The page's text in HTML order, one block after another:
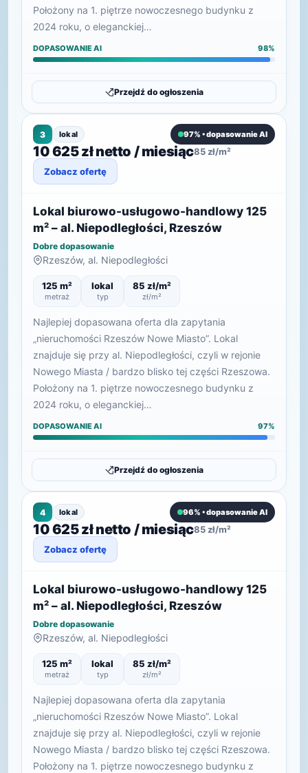
Położony na 1. piętrze nowoczesnego budynku z
2024 roku, o eleganckiej…
DOPASOWANIE AI 98%
Przejdź do ogłoszenia
3 lokal 97% • dopasowanie AI
10 625 zł netto / miesiąc85 zł/m²
Zobacz ofertę
Lokal biurowo-usługowo-handlowy 125
m² – al. Niepodległości, Rzeszów
Dobre dopasowanie
Rzeszów, al. Niepodległości
125 m²
metraż
lokal
typ
85 zł/m²
zł/m²
Najlepiej dopasowana oferta dla zapytania
„nieruchomości Rzeszów Nowe Miasto”. Lokal
znajduje się przy al. Niepodległości, czyli w rejonie
Nowego Miasta / bardzo blisko tej części Rzeszowa.
Położony na 1. piętrze nowoczesnego budynku z
2024 roku, o eleganckiej…
DOPASOWANIE AI 97%
Przejdź do ogłoszenia
4 lokal 96% • dopasowanie AI
10 625 zł netto / miesiąc85 zł/m²
Zobacz ofertę
Lokal biurowo-usługowo-handlowy 125
m² – al. Niepodległości, Rzeszów
Dobre dopasowanie
Rzeszów, al. Niepodległości
125 m²
metraż
lokal
typ
85 zł/m²
zł/m²
Najlepiej dopasowana oferta dla zapytania
„nieruchomości Rzeszów Nowe Miasto”. Lokal
znajduje się przy al. Niepodległości, czyli w rejonie
Nowego Miasta / bardzo blisko tej części Rzeszowa.
Położony na 1. piętrze nowoczesnego budynku z